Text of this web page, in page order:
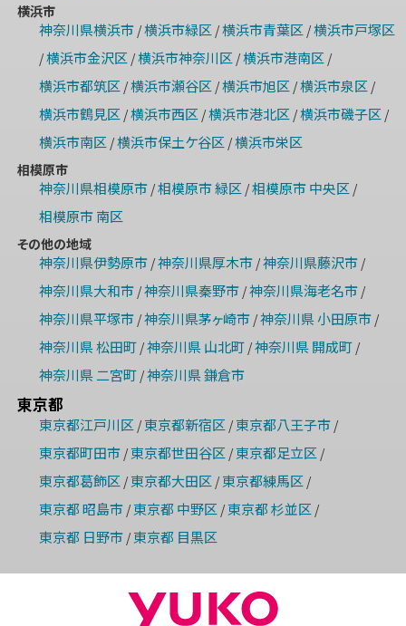
横浜市
神奈川県横浜市/横浜市緑区 /横浜市青葉区 /横浜市戸塚区
/横浜市金沢区 /横浜市神奈川区 /横浜市港南区 /
横浜市都筑区 /横浜市瀬谷区 /横浜市旭区 /横浜市泉区 /
横浜市鶴見区 /横浜市西区 /横浜市港北区 /横浜市磯子区 /
横浜市南区 /横浜市保土ケ谷区 /横浜市栄区
相模原市
神奈川県相模原市/相模原市 緑区 /相模原市 中央区 /
相模原市 南区
その他の地域
神奈川県伊勢原市/神奈川県厚木市/神奈川県藤沢市/
神奈川県大和市/神奈川県秦野市/神奈川県海老名市/
神奈川県平塚市/神奈川県茅ヶ崎市/神奈川県 小田原市/
神奈川県 松田町/神奈川県 山北町/神奈川県 開成町/
神奈川県 二宮町/神奈川県 鎌倉市
東京都
東京都江戸川区 / 東京都新宿区 / 東京都八王子市/
東京都町田市/ 東京都世田谷区 / 東京都足立区 /
東京都葛飾区 / 東京都大田区 / 東京都練馬区 /
東京都 昭島市/ 東京都 中野区 / 東京都 杉並区 /
東京都 日野市/ 東京都 目黒区